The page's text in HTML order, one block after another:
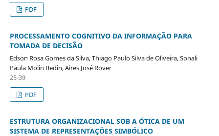
PDF
PROCESSAMENTO COGNITIVO DA INFORMAÇÃO PARA
TOMADA DE DECISÃO
Edson Rosa Gomes da Silva, Thiago Paulo Silva de Oliveira, Sonali
Paula Molin Bedin, Aires José Rover
25-39
PDF
ESTRUTURA ORGANIZACIONAL SOB A ÓTICA DE UM
SISTEMA DE REPRESENTAÇÕES SIMBÓLICO